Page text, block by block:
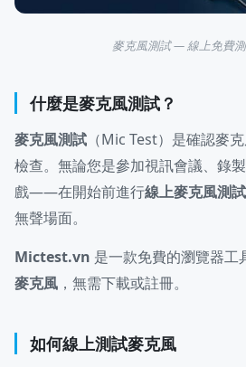
麥克風測試 — 線上免費
什麼是麥克風測試？
麥克風測試 （Mic Test）是確認麥
檢查。無論您是參加視訊會議、錄
戲——在開始前進行線上麥克風測試
無聲場面。
Mictest.vn 是一款免費的瀏覽器工
麥克風 ，無需下載或註冊。
如何線上測試麥克風